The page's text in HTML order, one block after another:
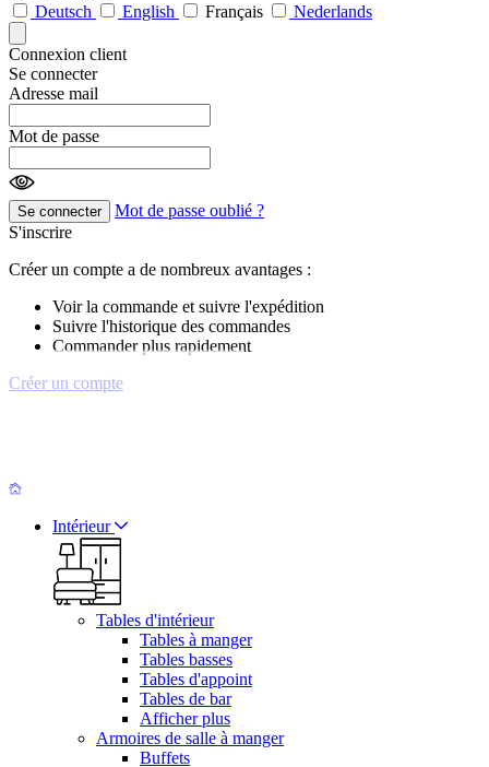
Deutsch
English Français Nederlands
Connexion client
Se connecter
Adresse mail
Mot de passe
Se connecter
Mot de passe oublié ?
S'inscrire
Créer un compte a de nombreux avantages :
Voir la commande et suivre l'expédition
Suivre l'historique des commandes
Commander plus rapidement
Créer un compte
Intérieur
Tables d'intérieur
Tables à manger
Tables basses
Tables d'appoint
Tables de bar
Afficher plus
Armoires de salle à manger
Buffets